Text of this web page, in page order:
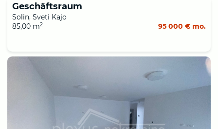
Geschäftsraum
Solin, Sveti Kajo
85,00 m2 95 000 € mo.